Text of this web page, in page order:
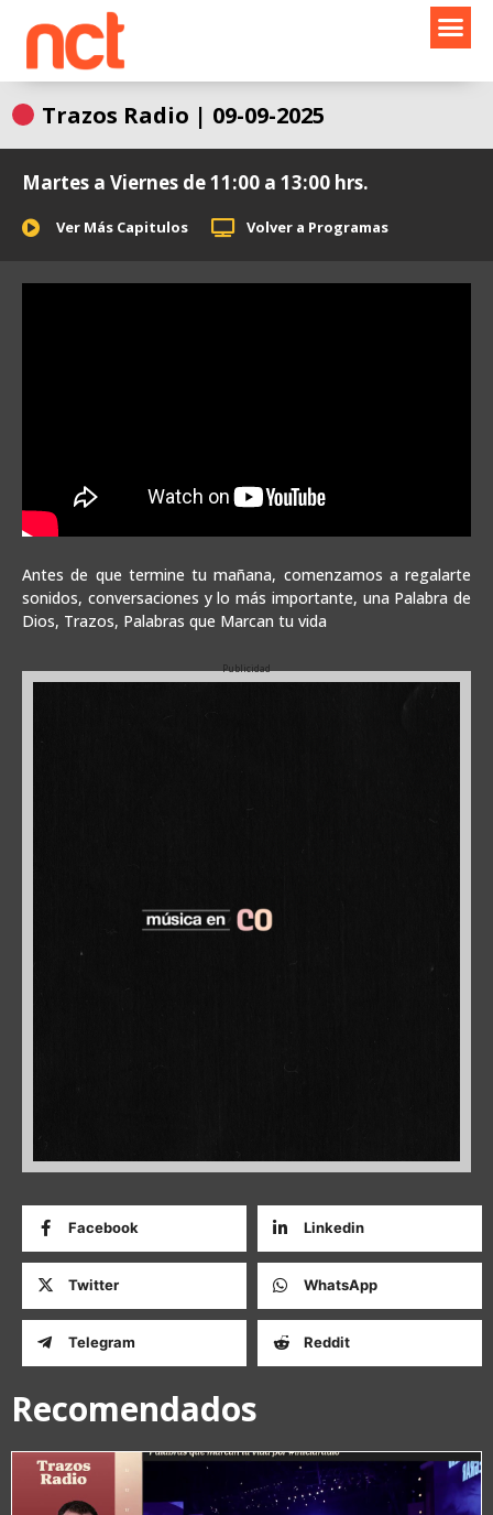
contenido
Trazos Radio | 09-09-2025
Martes a Viernes de 11:00 a 13:00 hrs.
Ver Más Capitulos Volver a Programas
Antes de que termine tu mañana, comenzamos a regalarte
sonidos, conversaciones y lo más importante, una Palabra de
Dios, Trazos, Palabras que Marcan tu vida
Publicidad
Facebook Linkedin
Twitter WhatsApp
Telegram Reddit
Recomendados